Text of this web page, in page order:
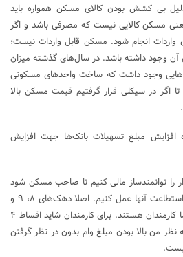
بی کشش بودن کالای مسکن همواره باید
مسکن کالایی نیست که مصرفی باشد و اگر
واردات انجام شود. مسکن قابل واردات نیست؛
آن وجود داشته باشد. در سال‌های گذشته میزان
وجود داشت که ساخت واحدهای مسکونی
اگر در سیکلی قرار گرفتیم قیمت مسکن بالا
افزایش مبلغ تسهیلات بانک‌ها جهت افزایش
را توانمندساز مالی کنیم تا صاحب مسکن شود
اما در پرداخت اقساط منطبق با استطاعت آنها عمل کنیم. اصلا دهک‌های ۸، ۹ و
۱۰ مخاطب ما نیستند. مخاطب ما کارمندان هستند. برای کارمندان شاید اقساط ۴
نظر من بالا بودن مبلغ وام بدون در نظر گرفتن